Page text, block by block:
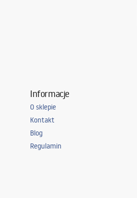
Informacje
O sklepie
Kontakt
Blog
Regulamin